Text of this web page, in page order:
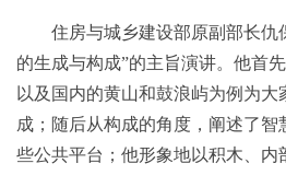
住房与城乡建设部原副部长仇
的生成与构成”的主旨演讲。他首
以及国内的黄山和鼓浪屿为例为
成；随后从构成的角度，阐述了
些公共平台；他形象地以积木、内